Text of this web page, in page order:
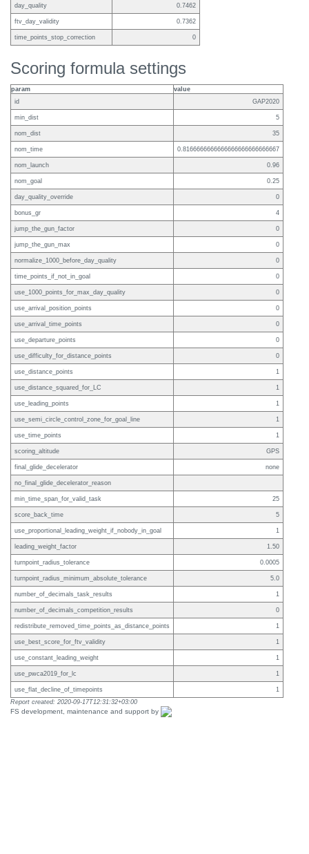
day_quality 0.7462
ftv_day_validity 0.7362
time_points_stop_correction 0
Scoring formula settings
param
value
id
GAP2020
min_dist 5
nom_dist 35
nom_time 0.8166666666666666666666666667
nom_launch 0.96
nom_goal 0.25
day_quality_override 0
bonus_gr 4
jump_the_gun_factor 0
jump_the_gun_max 0
normalize_1000_before_day_quality 0
time_points_if_not_in_goal 0
use_1000_points_for_max_day_quality 0
use_arrival_position_points 0
use_arrival_time_points 0
use_departure_points 0
use_difficulty_for_distance_points 0
use_distance_points 1
use_distance_squared_for_LC 1
use_leading_points 1
use_semi_circle_control_zone_for_goal_line 1
use_time_points 1
scoring_altitude GPS
final_glide_decelerator none
no_final_glide_decelerator_reason
min_time_span_for_valid_task 25
score_back_time 5
use_proportional_leading_weight_if_nobody_in_goal 1
leading_weight_factor 1.50
turnpoint_radius_tolerance 0.0005
turnpoint_radius_minimum_absolute_tolerance 5.0
number_of_decimals_task_results 1
number_of_decimals_competition_results 0
redistribute_removed_time_points_as_distance_points 1
use_best_score_for_ftv_validity 1
use_constant_leading_weight 1
use_pwca2019_for_lc 1
use_flat_decline_of_timepoints
1
Report created: 2020-09-17T12:31:32+03:00
FS development, maintenance and support by